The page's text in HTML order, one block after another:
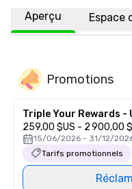
Aperçu Espace
Promotions
Triple Your Rewards -
259,00 $US - 2 900,00
15/06/2026 - 31/12/
Tarifs promotionnels